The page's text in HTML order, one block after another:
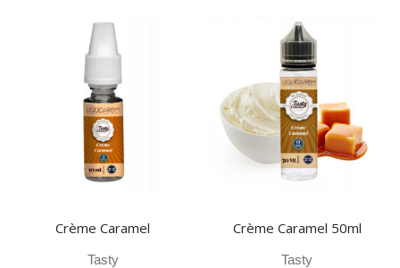
Crème Caramel
Tasty
Crème Caramel 50ml
Tasty